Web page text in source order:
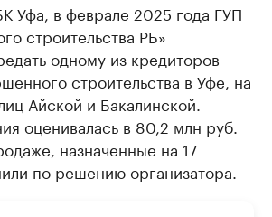
Уфа, в феврале 2025 года ГУП
строительства РБ»
одному из кредиторов
строительства в Уфе, на
Айской и Бакалинской.
оценивалась в 80,2 млн руб.
назначенные на 17
по решению организатора.